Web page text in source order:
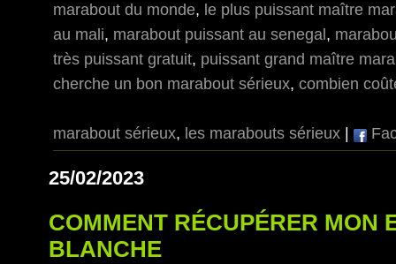
marabout du monde, le plus puissant maître
au mali, marabout puissant au senegal ,
très puissant gratuit, puissant grand maître
cherche un bon marabout sérieux, combien
marabout sérieux, les marabouts sérieux
25/02/2023
COMMENT RÉCUPÉRER MON
BLANCHE